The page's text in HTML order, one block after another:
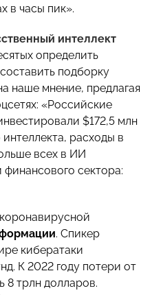
в часы пик».
интеллект
определить
подборку
наше мнение, предлагая
«Российские
$172,5 млн
расходы в
всех в ИИ
сектора:
. Спикер
кибератаки
К 2022 году потери от
8 трлн долларов.